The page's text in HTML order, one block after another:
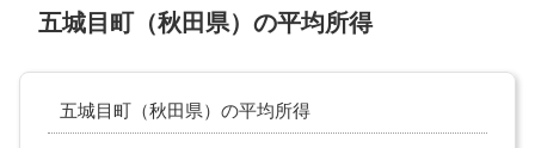
五城目町（秋田県）の平均所得
五城目町（秋田県）の平均所得